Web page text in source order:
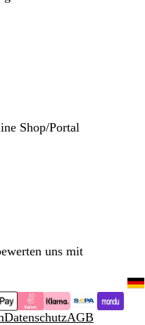
Shop/Portal
uns mit
DatenschutzAGB